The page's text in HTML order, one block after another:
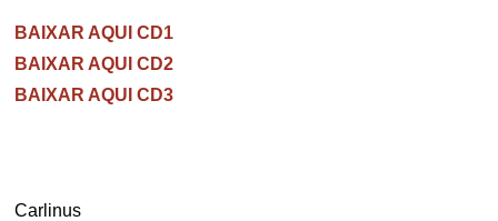
BAIXAR AQUI CD1
BAIXAR AQUI CD2
BAIXAR AQUI CD3
Carlinus